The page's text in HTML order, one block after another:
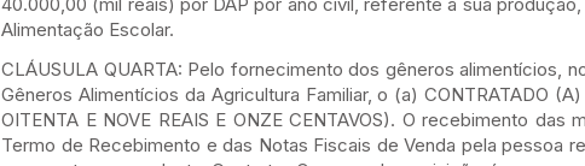
Alimentação Escolar.
CLÁUSULA QUARTA: Pelo fornecimento dos gêneros alimentícios,
Gêneros Alimentícios da Agricultura Familiar, o (a) CONTRATADO
OITENTA E NOVE REAIS E ONZE CENTAVOS). O recebimento
Termo de Recebimento e das Notas Fiscais de Venda pela pessoa